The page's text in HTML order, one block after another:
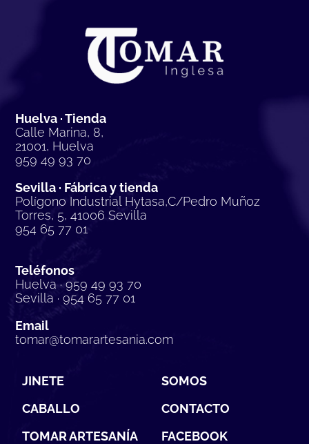
Huelva · Tienda
Calle Marina, 8,
21001, Huelva
959 49 93 70
Sevilla · Fábrica y tienda
Polígono Industrial Hytasa,C/Pedro Muñoz
Torres, 5, 41006 Sevilla
954 65 77 01
Teléfonos
Huelva · 959 49 93 70
Sevilla · 954 65 77 01
Email
tomar@tomarartesania.com
JINETE
CABALLO
TOMAR ARTESANÍA
SOMOS
CONTACTO
FACEBOOK